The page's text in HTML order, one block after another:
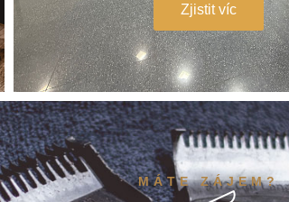
Zjistit víc
MÁTE ZÁJEM?